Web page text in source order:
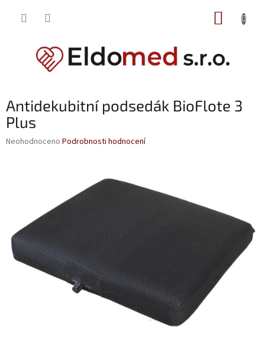
Antidekubitní podsedák BioFlote 3
Plus
Průměrné
hvězdiček.
Neohodnoceno Podrobnosti hodnocení